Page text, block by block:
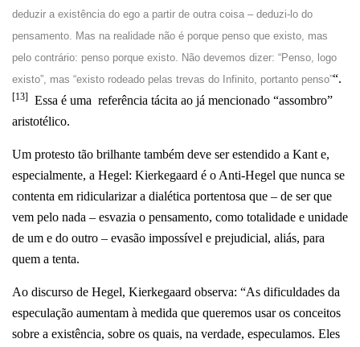
deduzir a existência do ego a partir de outra coisa – deduzi-lo do
pensamento. Mas na realidade não é porque penso que existo, mas
pelo contrário: penso porque existo. Não devemos dizer: “Penso, logo
existo”, mas “existo rodeado pelas trevas do Infinito, portanto penso”“.
[13]
Essa é uma referência tácita ao já mencionado “assombro”
aristotélico.
Um protesto tão brilhante também deve ser estendido a Kant e,
especialmente, a Hegel: Kierkegaard é o Anti-Hegel que nunca se
contenta em ridicularizar a dialética portentosa que – de ser que
vem pelo nada – esvazia o pensamento, como totalidade e unidade
de um e do outro – evasão impossível e prejudicial, aliás, para
quem a tenta.
Ao discurso de Hegel, Kierkegaard observa: “As dificuldades da
especulação aumentam à medida que queremos usar os conceitos
sobre a existência, sobre os quais, na verdade, especulamos. Eles